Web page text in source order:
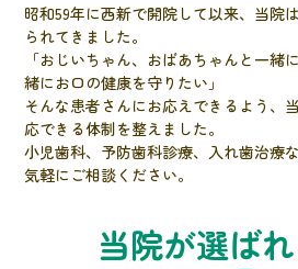
昭和59年に西新で開院して以来、当院
られてきました。
「おじいちゃん、おばあちゃんと一緒
緒にお口の健康を守りたい」
そんな患者さんにお応えできるよう、
応できる体制を整えました。
小児歯科、予防歯科診療、入れ歯治療
気軽にご相談ください。
当院が選ば